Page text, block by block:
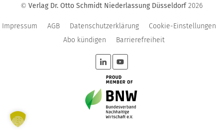
© Verlag Dr. Otto Schmidt Niederlassung Düsseldorf 2026
Impressum AGB Datenschutzerklärung
Cookie-Einstellungen
Abo kündigen
Barrierefreiheit